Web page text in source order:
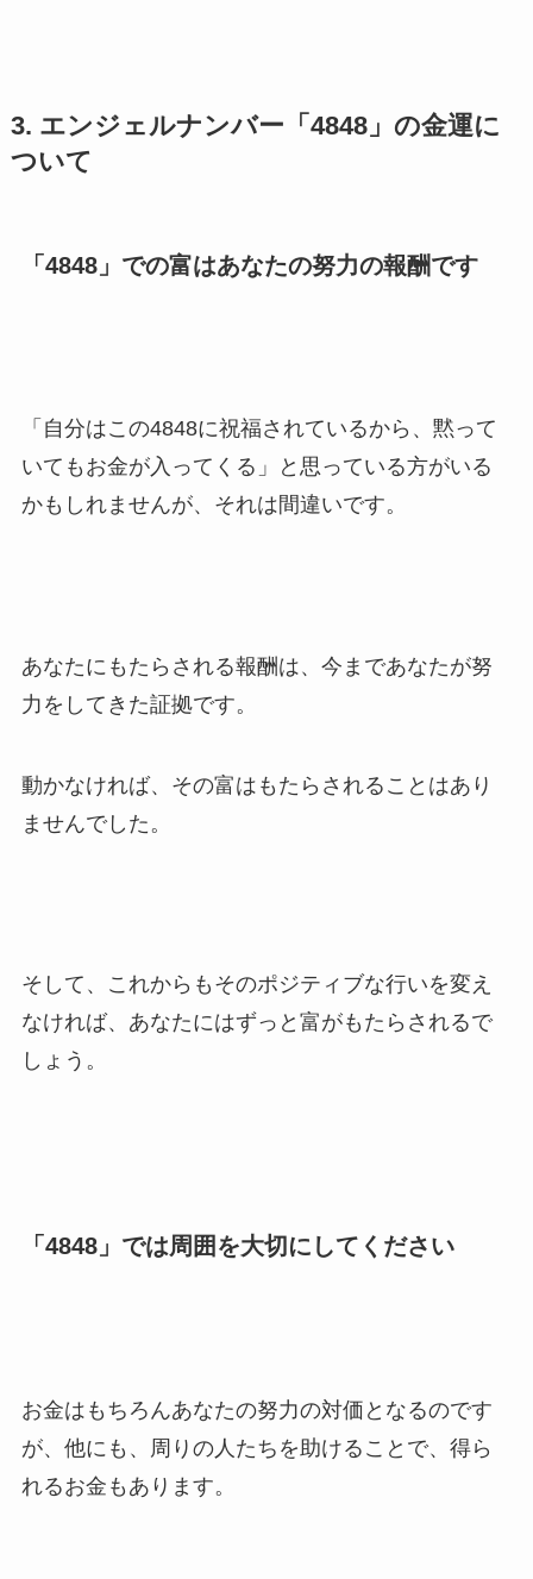
3. エンジェルナンバー「4848」の金運に
ついて
「4848」での富はあなたの努力の報酬です
「自分はこの4848に祝福されているから、黙って
いてもお金が入ってくる」と思っている方がいる
かもしれませんが、それは間違いです。
あなたにもたらされる報酬は、今まであなたが努
力をしてきた証拠です。
動かなければ、その富はもたらされることはあり
ませんでした。
そして、これからもそのポジティブな行いを変え
なければ、あなたにはずっと富がもたらされるで
しょう。
「4848」では周囲を大切にしてください
お金はもちろんあなたの努力の対価となるのです
が、他にも、周りの人たちを助けることで、得ら
れるお金もあります。